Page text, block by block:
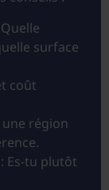
surface
coût
une région
: Es-tu plutôt